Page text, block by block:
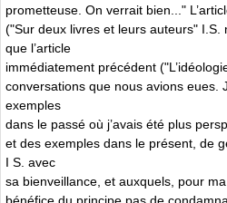
prometteuse. On verrait bien..."
("Sur deux livres et leurs auteurs"
que l’article
immédiatement précédent
conversations que nous avions eues.
exemples
dans le passé où j’avais été plus
et des exemples dans le présent, de
I S. avec
sa bienveillance, et auxquels, pour